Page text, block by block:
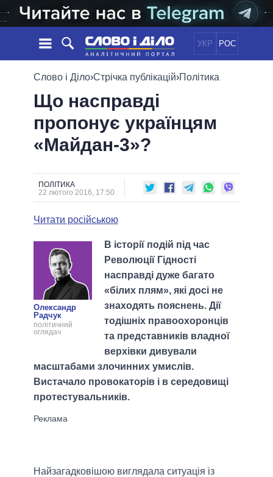
УКР РОС
НОВИНИ
СТРІЧКА
ПОДІЇ
СТАТТІ
ОГЛЯДИ
ДАЙДЖЕСТИ
ПОЛІТИКА
ЕКОНОМІКА
СУСПІЛЬСТВО
ОБIЦЯНКИ
ПОЛIТИКИ
УСІ ПОЛІТИКИ
ПРЕЗИДЕНТ І ОФІС
ВЕРХОВНА РАДА
МЕРИ МІСТ
ВСІ ПЕРСОНИ
ВІДЕО
ПОРІВНЯННЯ ПОЛІТИКІВ
Слово і Діло›Стрічка публікацій›Політика
Що насправді
пропонує українцям
«Майдан-3»?
ПОЛІТИКА
22 лютого 2016, 17:50
Читати російською
Олександр
Радчук
політичний
оглядач
В історії подій під час
Революції Гідності
насправді дуже багато
«білих плям», які досі не
знаходять пояснень. Дії
тодішніх правоохоронців
та представників владної
верхівки дивували
масштабами злочинних умислів.
Вистачало провокаторів і в середовищі
протестувальників.
Найзагадковішою виглядала ситуація із